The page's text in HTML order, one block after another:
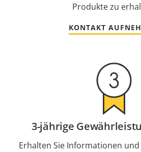
Produkte zu
KONTAKT
3-jährige
Erhalten Sie Informationen